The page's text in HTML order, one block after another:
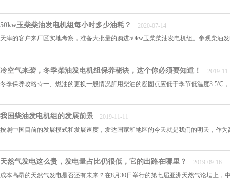
50kw玉柴柴油发电机组每小时多少油耗？
2020-07-14
天津的客户来厂区实地考察，准备大批量的购进50kw玉柴柴油发电机组。参观柴
冷空气来袭，冬季柴油发电机组保养秘诀，这个你必须要知道！
2019-
冬季保养攻略☆一、燃油的更换一般情况所用柴油的凝固点应低于季节低温度3-5℃
我国柴油发电机组的发展前景
2019-11-11
按照中国目前的发展模式和发展速度，发达国家和地区的今天就是我们的明天，作
天然气发电这么贵，发电量占比仍很低，它的出路在哪里？
2019-09-16
成本高昂的天然气发电是否还有未来？在8月30日举行的第七届亚洲天然气论坛上